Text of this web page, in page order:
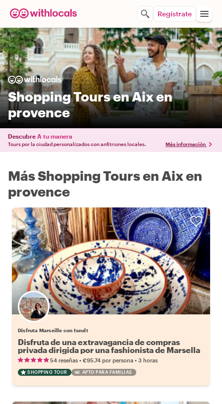
Regístrate
Shopping Tours en Aix en
provence
Descubre A tu manera
Tours por la ciudad personalizados con anfitriones locales. Más información
Más Shopping Tours en Aix en
provence
Disfruta Marseille con Iseult
Disfruta de una extravagancia de compras
privada dirigida por una fashionista de Marsella
54 reseñas • €95.74 por persona • 3 horas
SHOPPING TOUR APTO PARA FAMILIAS